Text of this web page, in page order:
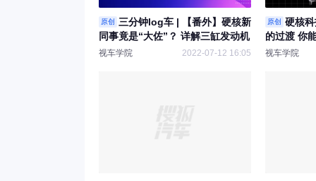
原创
三分钟log车 | 【番外】硬核新
同事竟是“大佐”？ 详解三缸发动机
视车学院 2022-07-12 16:05
原创
硬核
的过渡 你
视车学院